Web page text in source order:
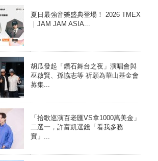
夏日最強音樂盛典登場！ 2026 TMEX
｜JAM JAM ASIA...
胡瓜發起「鑽石舞台之夜」演唱會與
巫啟賢、孫協志等 祈願為華山基金會
募集...
「拾歌巡演百老匯VS拿1000萬美金」
二選一，許富凱選錢「看我多務
實」...